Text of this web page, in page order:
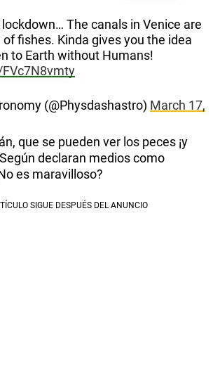
The canals in Venice are
fishes. Kinda gives you the idea
to Earth without Humans!
(@Physdashastro) March 17,
que se pueden ver los peces ¡y
declaran medios como
es maravilloso?